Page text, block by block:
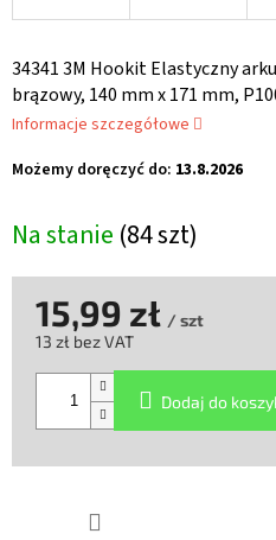
Na stanie (84 szt)
Możemy doręczyć do: 13.8.2026
34341 3M Hookit Elastyczny
brązowy, 140 mm x 171 mm,
Informacje szczegółowe
15,99 zł / szt
13 zł bez VAT
jednostkowa:
Dodaj do